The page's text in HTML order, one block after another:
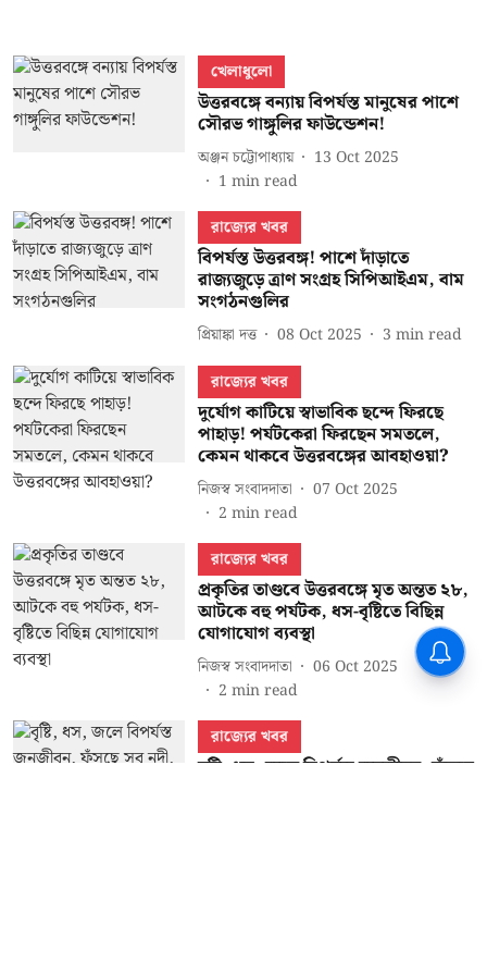
খেলাধুলো
উত্তরবঙ্গে বন্যায় বিপর্যস্ত মানুষের পাশে
সৌরভ গাঙ্গুলির ফাউন্ডেশন!
অঞ্জন চট্টোপাধ্যায়
13 Oct 2025
1 min read
রাজ্যের খবর
বিপর্যস্ত উত্তরবঙ্গ! পাশে দাঁড়াতে
রাজ্যজুড়ে ত্রাণ সংগ্রহ সিপিআইএম, বাম
সংগঠনগুলির
প্রিয়াঙ্কা দত্ত 08 Oct 2025 3 min read
রাজ্যের খবর
দুর্যোগ কাটিয়ে স্বাভাবিক ছন্দে ফিরছে
পাহাড়! পর্যটকেরা ফিরছেন সমতলে,
কেমন থাকবে উত্তরবঙ্গের আবহাওয়া?
নিজস্ব সংবাদদাতা
07 Oct 2025
2 min read
রাজ্যের খবর
প্রকৃতির তাণ্ডবে উত্তরবঙ্গে মৃত অন্তত ২৮,
আটকে বহু পর্যটক, ধস-বৃষ্টিতে বিছিন্ন
যোগাযোগ ব্যবস্থা
নিজস্ব সংবাদদাতা
06 Oct 2025
2 min read
রাজ্যের খবর
বৃষ্টি, ধস, জলে বিপর্যস্ত জনজীবন, ফুঁসছে